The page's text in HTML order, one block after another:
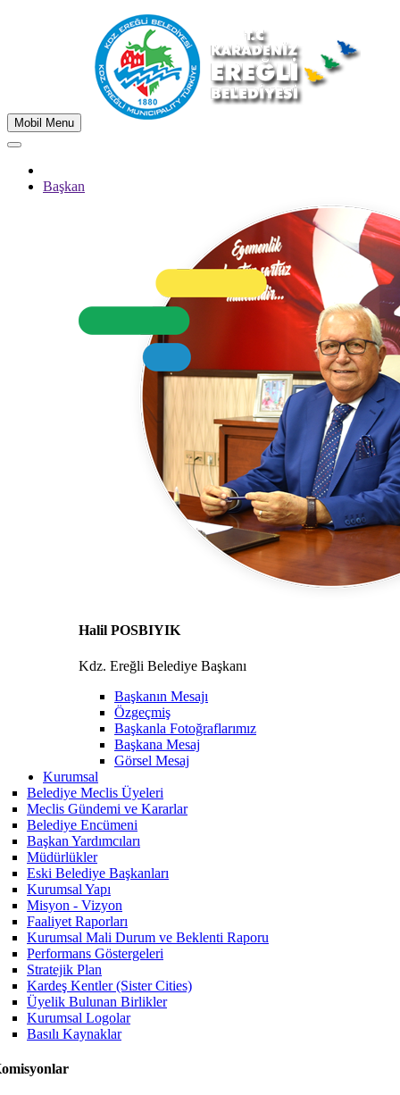
Mobil Menu
Başkan
Halil POSBIYIK
Kdz. Ereğli Belediye Başkanı
Başkanın Mesajı
Özgeçmiş
Başkanla Fotoğraflarımız
Başkana Mesaj
Görsel Mesaj
Kurumsal
Belediye Meclis Üyeleri
Meclis Gündemi ve Kararlar
Belediye Encümeni
Başkan Yardımcıları
Müdürlükler
Eski Belediye Başkanları
Kurumsal Yapı
Misyon - Vizyon
Faaliyet Raporları
Kurumsal Mali Durum ve Beklenti Raporu
Performans Göstergeleri
Stratejik Plan
Kardeş Kentler (Sister Cities)
Üyelik Bulunan Birlikler
Kurumsal Logolar
Basılı Kaynaklar